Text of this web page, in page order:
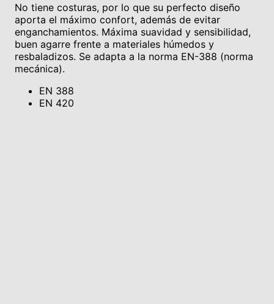
No tiene costuras, por lo que su perfecto diseño
aporta el máximo confort, además de evitar
enganchamientos. Máxima suavidad y sensibilidad,
buen agarre frente a materiales húmedos y
resbaladizos. Se adapta a la norma EN-388 (norma
mecánica).
EN 388
EN 420